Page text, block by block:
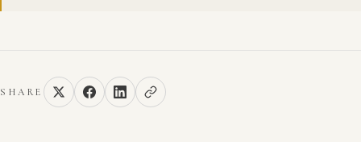
SHARE